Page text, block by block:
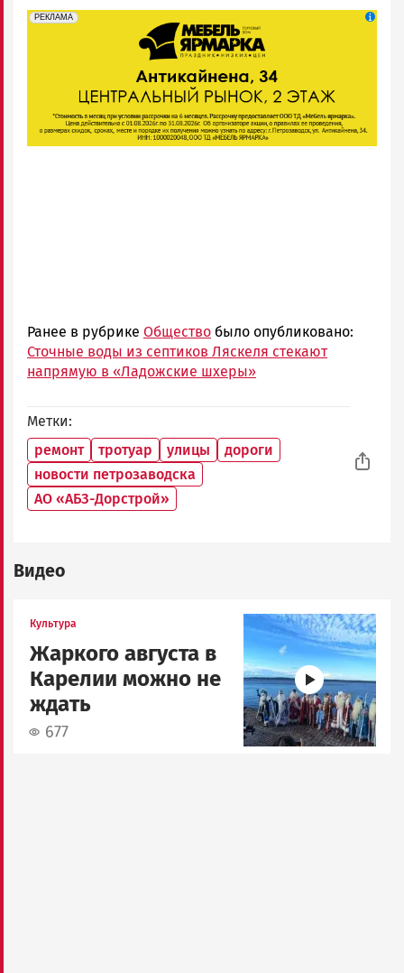
erid: 2SDnjeFymr3
РЕКЛАМА
Реклама
Ранее в рубрике Общество было опубликовано:
Сточные воды из септиков Ляскеля стекают
напрямую в «Ладожские шхеры»
Метки
ремонт
тротуар улицы
дороги
новости петрозаводска
АО «АБЗ-Дорстрой»
Видео
Культура
Жаркого августа в
Карелии можно не
ждать
677
Image